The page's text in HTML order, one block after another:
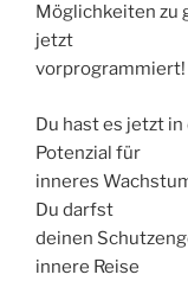
Möglichkeiten zu
jetzt
vorprogrammiert!
Du hast es jetzt
Potenzial für
inneres
Du darfst
deinen
innere Reise